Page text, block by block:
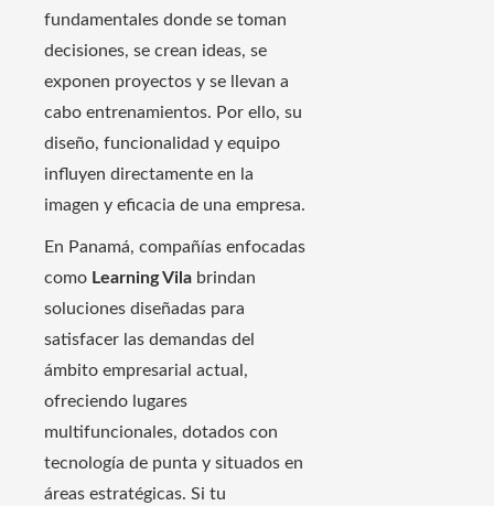
fundamentales donde se toman
decisiones, se crean ideas, se
exponen proyectos y se llevan a
cabo entrenamientos. Por ello, su
diseño, funcionalidad y equipo
influyen directamente en la
imagen y eficacia de una empresa.
En Panamá, compañías enfocadas
como Learning Vila brindan
soluciones diseñadas para
satisfacer las demandas del
ámbito empresarial actual,
ofreciendo lugares
multifuncionales, dotados con
tecnología de punta y situados en
áreas estratégicas. Si tu